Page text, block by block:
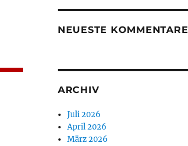
NEUESTE KOMMENTARE
ARCHIV
Juli 2026
April 2026
März 2026